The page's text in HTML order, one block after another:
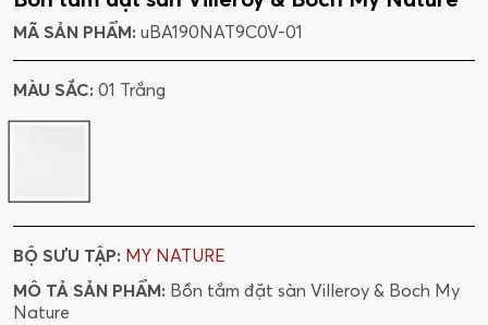
MÃ SẢN PHẨM: uBA190NAT9C0V-01
MÀU SẮC: 01 Trắng
BỘ SƯU TẬP: MY NATURE
MÔ TẢ SẢN PHẨM: Bồn tắm đặt sàn Villeroy & Boch My
Nature